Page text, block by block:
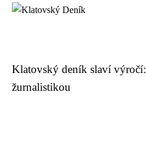
Klatovský deník slaví
žurnalistikou